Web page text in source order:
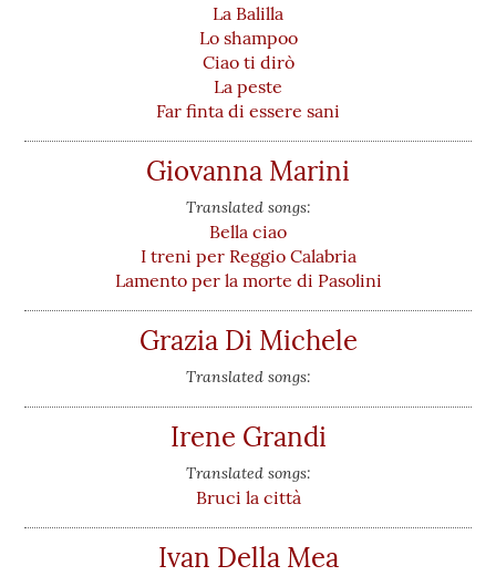
La Balilla
Lo shampoo
Ciao ti dirò
La peste
Far finta di essere sani
Giovanna Marini
Translated songs:
Bella ciao
I treni per Reggio Calabria
Lamento per la morte di Pasolini
Grazia Di Michele
Translated songs:
Irene Grandi
Translated songs:
Bruci la città
Ivan Della Mea